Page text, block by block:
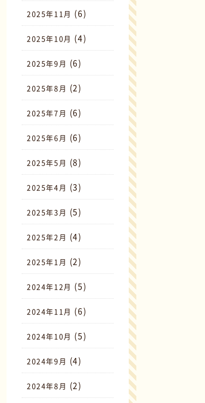
2025年11月 (6)
2025年10月 (4)
2025年9月 (6)
2025年8月 (2)
2025年7月 (6)
2025年6月 (6)
2025年5月 (8)
2025年4月 (3)
2025年3月 (5)
2025年2月 (4)
2025年1月 (2)
2024年12月 (5)
2024年11月 (6)
2024年10月 (5)
2024年9月 (4)
2024年8月 (2)